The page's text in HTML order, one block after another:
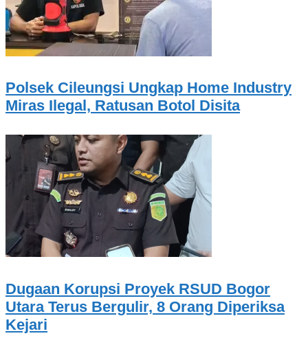
Polsek Cileungsi Ungkap Home Industry
Miras Ilegal, Ratusan Botol Disita
Dugaan Korupsi Proyek RSUD Bogor
Utara Terus Bergulir, 8 Orang Diperiksa
Kejari